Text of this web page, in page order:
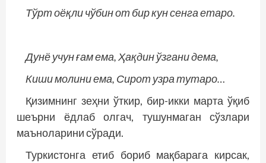
Тўрт оёқли чўбин от бир кун сенга етаро.
Дунё учун ғам ема, Ҳақдин ўзгани дема,
Киши молини ема, Сирот узра тутаро…
Қизимнинг зеҳни ўткир, бир-икки марта ўқиб
шеърни ёдлаб олгач, тушунмаган сўзлари
маъноларини сўради.
Туркистонга етиб бориб мақбарага кирсак,